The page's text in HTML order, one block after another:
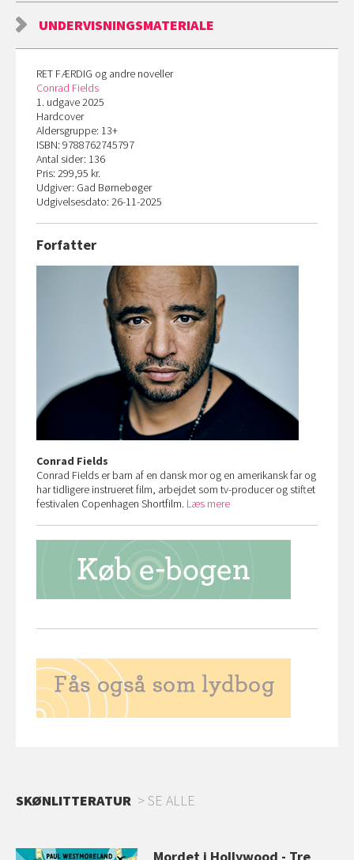
UNDERVISNINGSMATERIALE
RET FÆRDIG og andre noveller
Conrad Fields
1. udgave 2025
Hardcover
Aldersgruppe: 13+
ISBN: 9788762745797
Antal sider: 136
Pris: 299,95 kr.
Udgiver: Gad Børnebøger
Udgivelsesdato: 26-11-2025
Forfatter
Conrad Fields
Conrad Fields er barn af en dansk mor og en amerikansk far og
har tidligere instrueret film, arbejdet som tv-producer og stiftet
festivalen Copenhagen Shortfilm. Læs mere
SKØNLITTERATUR SE ALLE